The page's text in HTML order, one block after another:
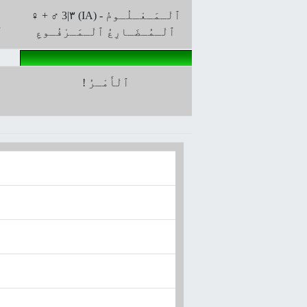
♀ + ♂ 3|۳ (IA) ﭐلْـمَـعْـلُـومُ -
ﭐلْـمُـضَـارِعُ ﭐلْـمَـرْفُـوعِ
! ٱلْأَمْـرُ